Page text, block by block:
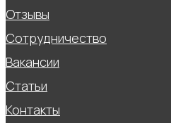
Отзывы
Сотрудничество
Вакансии
Статьи
Контакты